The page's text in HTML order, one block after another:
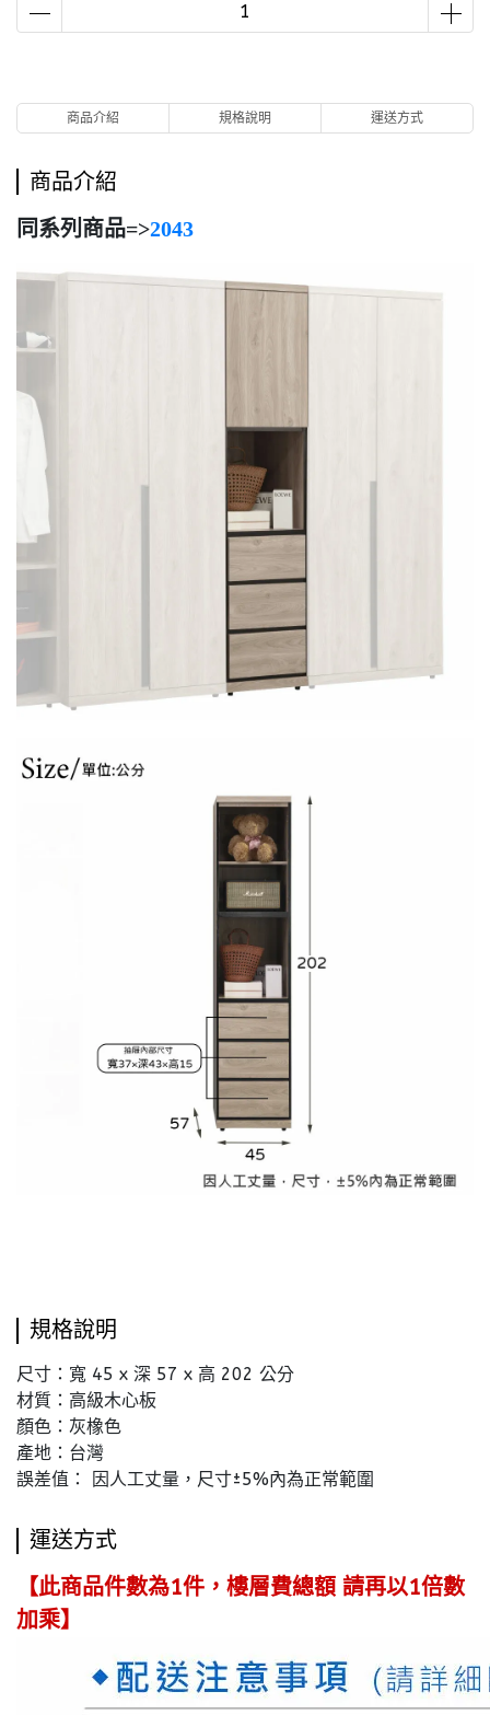
商品介紹 規格說明 運送方式
商品介紹
同系列商品=>2043
規格說明
尺寸：寬 45 x 深 57 x 高 202 公分
材質：高級木心板
顏色：灰橡色
產地：台灣
誤差值： 因人工丈量，尺寸±5%內為正常範圍
運送方式
【此商品件數為1件，樓層費總額 請再以1倍數
加乘】